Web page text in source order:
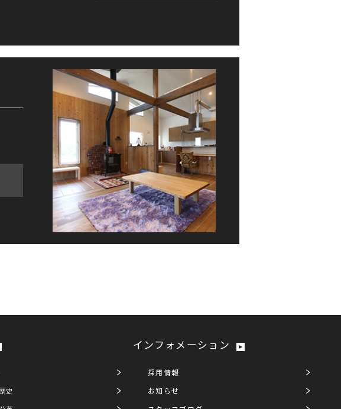
史
インフォメーション
採用情報
お知らせ